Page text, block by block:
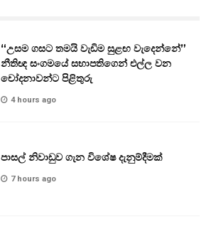
“උසම ගසට තමයි වැඩිම සුළඟ වැදෙන්නේ”
නීතිඥ සංගමයේ සභාපතිගෙන් එල්ල වන
චෝදනාවන්ට පිළිතුරු
4 hours ago
පාසල් නිවාඩුව ගැන විශේෂ දැනුම්දීමක්
7 hours ago